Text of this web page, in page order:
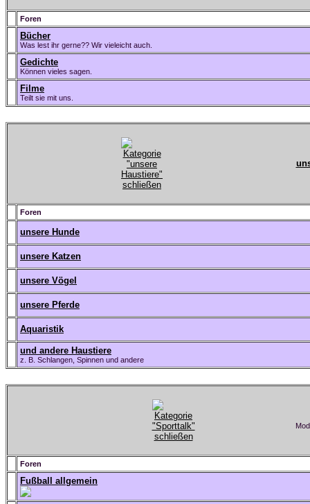
Foren
Bücher
Was lest ihr gerne?? Wir vieleicht auch.
Gedichte
Können vieles sagen.
Filme
Teilt sie mit uns.
Foren
unsere Hunde
unsere Katzen
unsere Vögel
unsere Pferde
Aquaristik
und andere Haustiere
z. B. Schlangen, Spinnen und andere
Foren
Fußball allgemein